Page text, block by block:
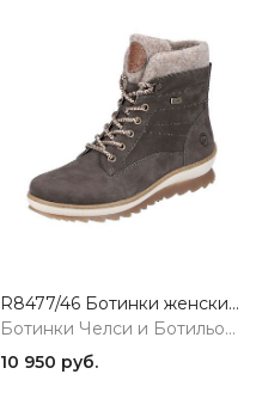
R8477/46 Ботинки женские коричневый Remonte
Ботинки Челси и Ботильоны
10 950 руб.